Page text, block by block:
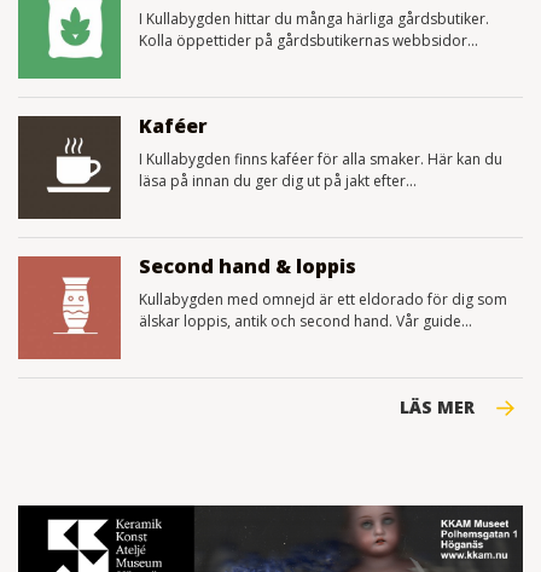
I Kullabygden hittar du många härliga gårdsbutiker.
Kolla öppettider på gårdsbutikernas webbsidor...
Kaféer
I Kullabygden finns kaféer för alla smaker. Här kan du
läsa på innan du ger dig ut på jakt efter...
Second hand & loppis
Kullabygden med omnejd är ett eldorado för dig som
älskar loppis, antik och second hand. Vår guide...
LÄS MER